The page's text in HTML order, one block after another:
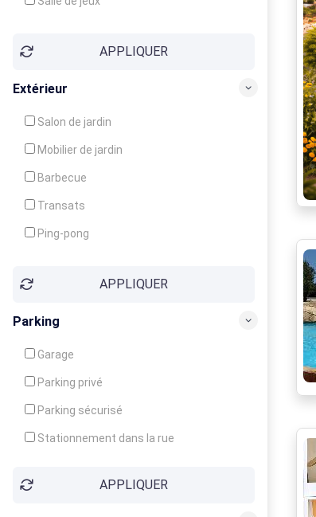
Balcon / Terrasse
APPLIQUER
Extérieur
Salon de jardin
Mobilier de jardin
Barbecue
Transats
Ping-pong
Jeux d'enfantsAPPLIQUER
Parking
Garage
Parking privé
Parking sécurisé
Stationnement dans la rue
APPLIQUER